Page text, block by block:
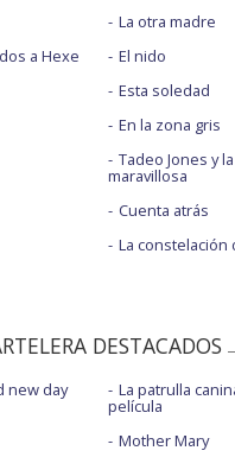
a Hexe
La otra madre
El nido
Esta soledad
En la zona gris
Tadeo Jones y
maravillosa
Cuenta atrás
La constelación
DESTACADOS
new day
La patrulla
película
Mother Mary